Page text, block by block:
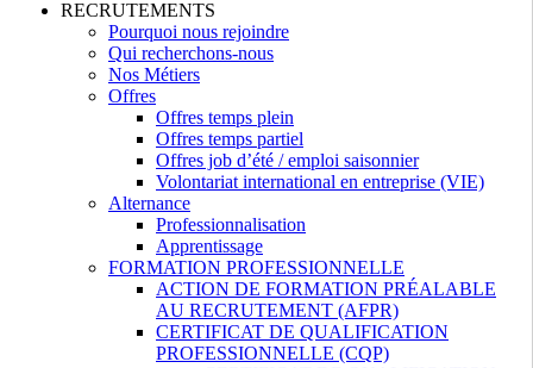
RECRUTEMENTS
Pourquoi nous rejoindre
Qui recherchons-nous
Nos Métiers
Offres
Offres temps plein
Offres temps partiel
Offres job d’été / emploi saisonnier
Volontariat international en entreprise (VIE)
Alternance
Professionnalisation
Apprentissage
FORMATION PROFESSIONNELLE
ACTION DE FORMATION PRÉALABLE
AU RECRUTEMENT (AFPR)
CERTIFICAT DE QUALIFICATION
PROFESSIONNELLE (CQP)